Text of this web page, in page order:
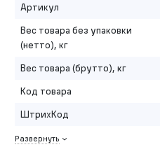
Артикул
Вес товара без упаковки
(нетто), кг
Вес товара (брутто), кг
Код товара
ШтрихКод
Развернуть